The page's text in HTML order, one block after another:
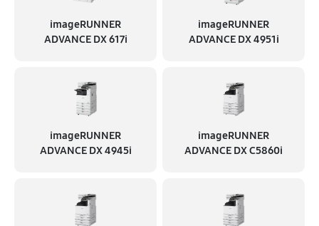
imageRUNNER
ADVANCE DX 617i
imageRUNNER
ADVANCE DX 4951i
imageRUNNER
ADVANCE DX 4945i
imageRUNNER
ADVANCE DX C5860i